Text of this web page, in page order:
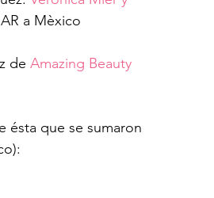
a Mèxico
de Amazing Beauty
ésta que se sumaron